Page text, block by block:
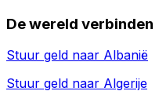
De wereld verbinden
Stuur geld naar Albanië
Stuur geld naar Algerije